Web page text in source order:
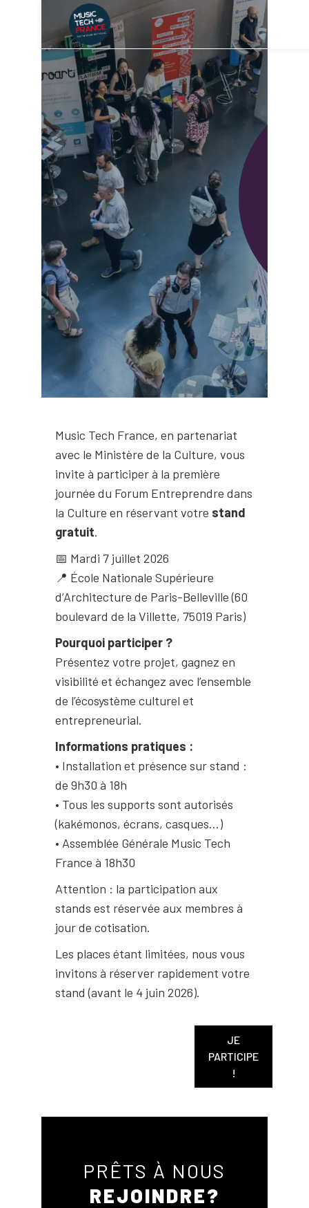
RÉSERVEZ
VOTRE STAND
GRATUIT –
FORUM
ENTREPRENDRE
DANS LA
CULTURE
Music Tech France, en partenariat
avec le Ministère de la Culture, vous
invite à participer à la première
journée du Forum Entreprendre dans
la Culture en réservant votre stand
gratuit.
📅 Mardi 7 juillet 2026
📍 École Nationale Supérieure
d’Architecture de Paris-Belleville (60
boulevard de la Villette, 75019 Paris)
Pourquoi participer ?
Présentez votre projet, gagnez en
visibilité et échangez avec l’ensemble
de l’écosystème culturel et
entrepreneurial.
Informations pratiques :
• Installation et présence sur stand :
de 9h30 à 18h
• Tous les supports sont autorisés
(kakémonos, écrans, casques…)
• Assemblée Générale Music Tech
France à 18h30
Attention : la participation aux
stands est réservée aux membres à
jour de cotisation.
Les places étant limitées, nous vous
invitons à réserver rapidement votre
stand (avant le 4 juin 2026).
JE
PARTICIPE
!
PRÊTS À NOUS
REJOINDRE?